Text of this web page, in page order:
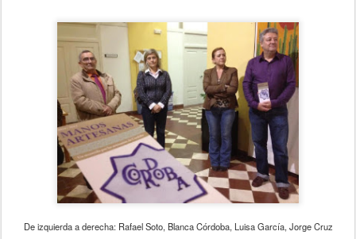
De izquierda a derecha: Rafael Soto, Blanca Córdoba, Luisa García, Jorge Cruz